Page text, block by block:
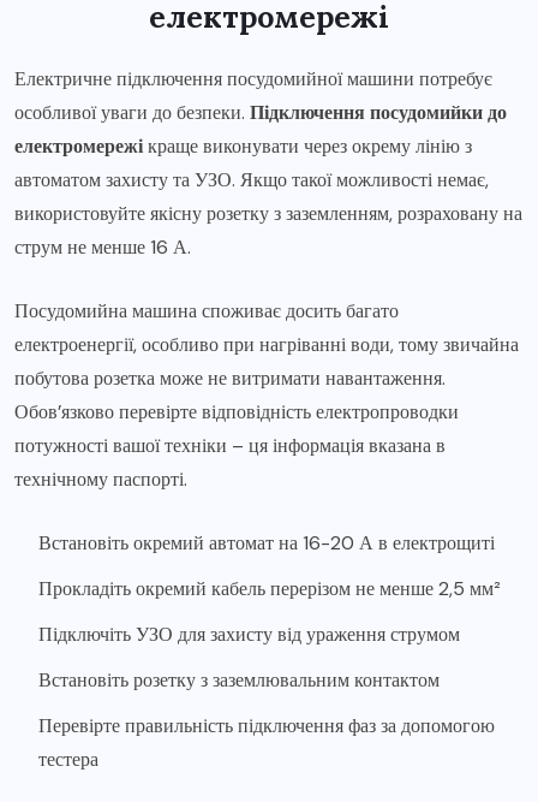
електромережі
Електричне підключення посудомийної машини потребує
особливої уваги до безпеки. Підключення посудомийки до
електромережікраще виконувати через окрему лінію з
автоматом захисту та УЗО. Якщо такої можливості немає,
використовуйте якісну розетку з заземленням, розраховану на
струм не менше 16 А.
Посудомийна машина споживає досить багато
електроенергії, особливо при нагріванні води, тому звичайна
побутова розетка може не витримати навантаження.
Обов’язково перевірте відповідність електропроводки
потужності вашої техніки – ця інформація вказана в
технічному паспорті.
Встановіть окремий автомат на 16-20 А в електрощиті
Прокладіть окремий кабель перерізом не менше 2,5 мм²
Підключіть УЗО для захисту від ураження струмом
Встановіть розетку з заземлювальним контактом
Перевірте правильність підключення фаз за допомогою
тестера